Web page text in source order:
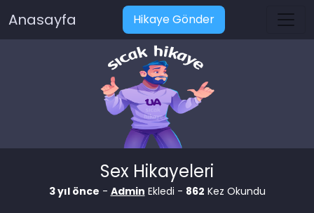
Anasayfa Hikaye Gönder
Sex Hikayeleri
3 yıl önce - Admin Ekledi - 862 Kez Okundu